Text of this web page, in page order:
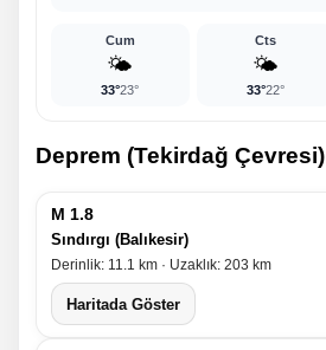
Cum
🌤️
33°23°
Cts
🌤️
33°22°
Deprem (Tekirdağ Çevresi)
M 1.8
Sındırgı (Balıkesir)
Derinlik: 11.1 km · Uzaklık: 203 km
Haritada Göster